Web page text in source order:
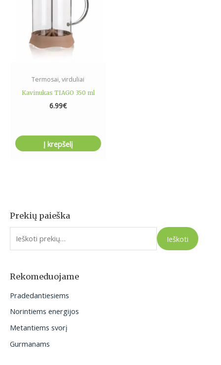
Prekių paieška
I
e
o
:
Ieškoti
Rekomeduojame
Pradedantiesiems
Norintiems energijos
Metantiems svorį
Gurmanams
Termosai, virduliai
Kavinukas TIAGO 350 ml
6.99€
Į krepšelį